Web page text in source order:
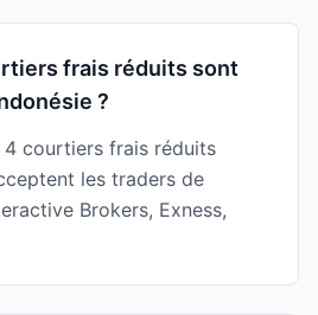
frais réduits sont
?
courtiers frais réduits
les traders de
Brokers, Exness,